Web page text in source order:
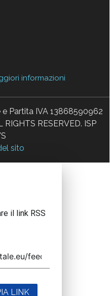
informazioni
Partita IVA 13868590962
RESERVED. ISP
sito
il link RSS
LINK